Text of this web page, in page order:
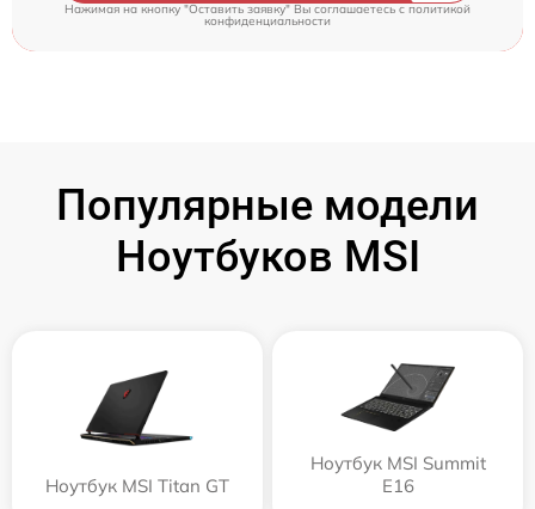
Нажимая на кнопку "Оставить заявку" Вы соглашаетесь c политикой
конфиденциальности
Популярные модели
Ноутбуков MSI
Ноутбук MSI Titan GT
Ноутбук MSI Summit
E16